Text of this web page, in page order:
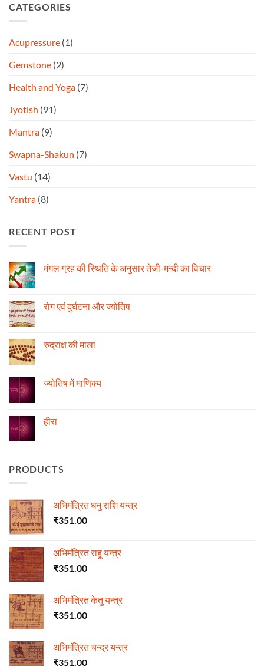
CATEGORIES
Acupressure (1)
Gemstone (2)
Health and Yoga (7)
Jyotish (91)
Mantra (9)
Swapna-Shakun (7)
Vastu (14)
Yantra (8)
RECENT POST
मंगल ग्रह की स्थिति के अनुसार तेजी-मन्दी का विचार
मंगल
ग्रह
अनुसार
तेजी-
रोग एवं दुर्घटना और ज्योतिष
रोग
एवं
रुद्राक्ष की माला
रुद्राक्ष
की
ज्योतिष में माणिक्य
ज्योतिष
मेंहीरा
PRODUCTS
अभिमंत्रित धनु राशि यन्त्र
₹351.00
अभिमंत्रित राहू यन्त्र
₹351.00
अभिमंत्रित केतु यन्त्र
₹351.00
अभिमंत्रित चन्द्र यन्त्र
₹351.00